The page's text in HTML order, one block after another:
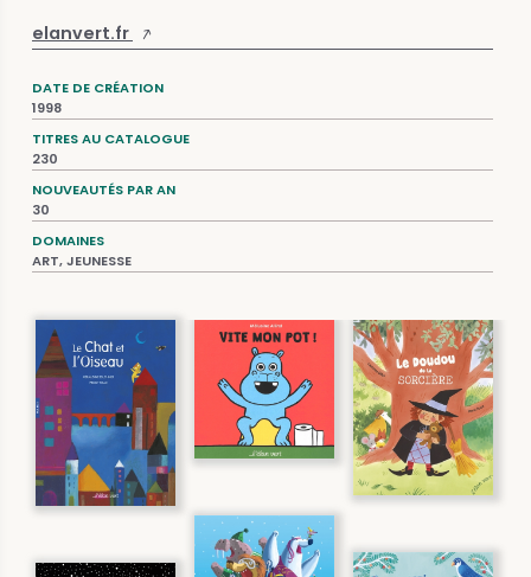
elanvert.fr
DATE DE CRÉATION
1998
TITRES AU CATALOGUE
230
NOUVEAUTÉS PAR AN
30
DOMAINES
ART, JEUNESSE